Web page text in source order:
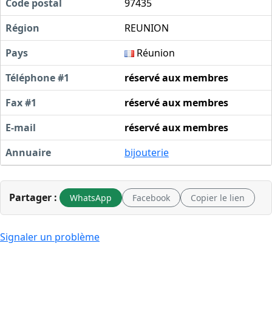
Code postal
97435
Région
REUNION
Pays
Réunion
Téléphone #1
réservé aux membres
Fax #1
réservé aux membres
E-mail
réservé aux membres
Annuaire
bijouterie
Partager : WhatsApp Facebook Copier le lien
Signaler un problème